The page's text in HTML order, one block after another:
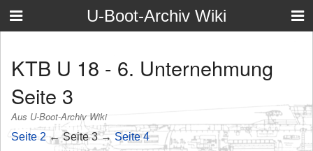
U-Boot-Archiv Wiki
KTB U 18 - 6. Unternehmung
Seite 3
Aus U-Boot-Archiv Wiki
Seite 2 ← Seite 3 → Seite 4